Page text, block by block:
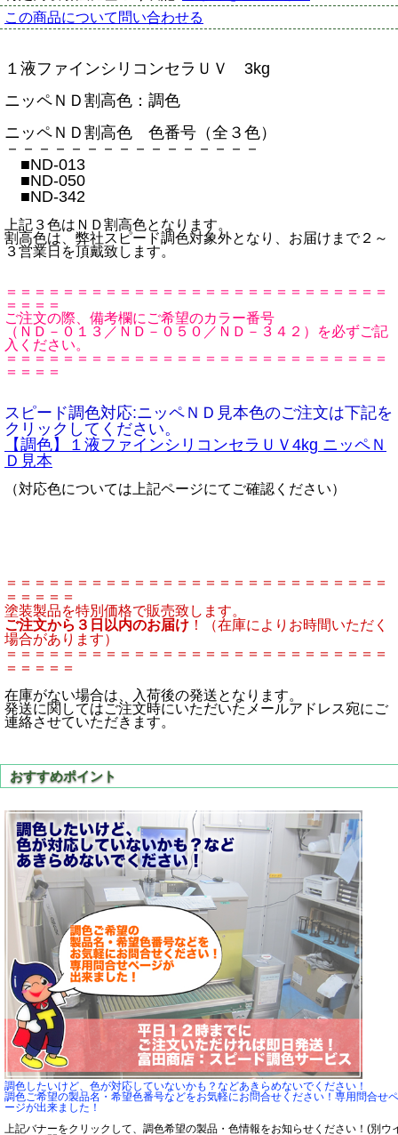
この商品について問い合わせる
１液ファインシリコンセラＵＶ 3kg
ニッペＮＤ割高色：調色
ニッペＮＤ割高色 色番号（全３色）
－－－－－－－－－－－－－－－－
■ND-013
■ND-050
■ND-342
上記３色はＮＤ割高色となります。
割高色は、弊社スピード調色対象外となり、お届けまで２～
３営業日を頂戴致します。
＝＝＝＝＝＝＝＝＝＝＝＝＝＝＝＝＝＝＝＝＝＝＝＝＝＝＝
＝＝＝＝
ご注文の際、備考欄にご希望のカラー番号
（ＮＤ－０１３／ＮＤ－０５０／ＮＤ－３４２）を必ずご記
入ください。
＝＝＝＝＝＝＝＝＝＝＝＝＝＝＝＝＝＝＝＝＝＝＝＝＝＝＝
＝＝＝＝
スピード調色対応:ニッペＮＤ見本色のご注文は下記を
クリックしてください。
【調色】１液ファインシリコンセラＵＶ4kg ニッペＮ
Ｄ見本
（対応色については上記ページにてご確認ください）
＝＝＝＝＝＝＝＝＝＝＝＝＝＝＝＝＝＝＝＝＝＝＝＝＝＝＝
＝＝＝＝＝
塗装製品を特別価格で販売致します。
ご注文から３日以内のお届け ！（在庫によりお時間いただく
場合があります）
＝＝＝＝＝＝＝＝＝＝＝＝＝＝＝＝＝＝＝＝＝＝＝＝＝＝＝
＝＝＝＝＝
在庫がない場合は、入荷後の発送となります。
発送に関してはご注文時にいただいたメールアドレス宛にご
連絡させていただきます。
調色したいけど、色が対応していないかも？などあきらめないでください！
調色ご希望の製品名・希望色番号などをお気軽にお問合せください！専用問合せペ
ージが出来ました！
上記バナーをクリックして、調色希望の製品・色情報をお知らせください！(別ウ